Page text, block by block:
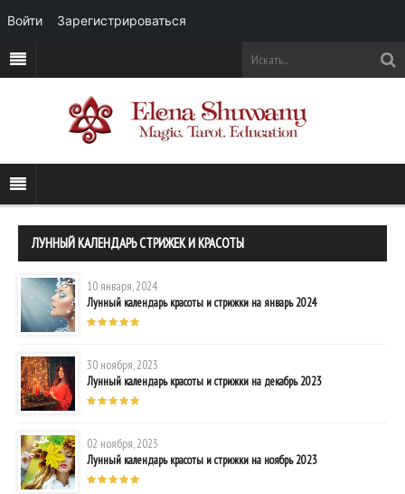
ЛУННЫЙ КАЛЕНДАРЬ СТРИЖЕК И КРАСОТЫ
10 января, 2024
Лунный календарь красоты и стрижки на январь 2024
30 ноября, 2023
Лунный календарь красоты и стрижки на декабрь 2023
02 ноября, 2023
Лунный календарь красоты и стрижки на ноябрь 2023
Войти Зарегистрироваться